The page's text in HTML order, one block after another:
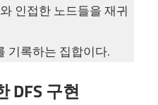
인접한 노드들을 재귀
기록하는 집합이다.
DFS 구현